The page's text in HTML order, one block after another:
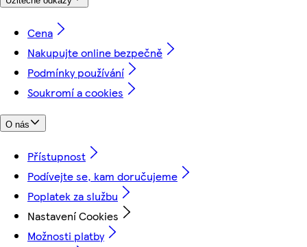
Cena
Nakupujte online bezpečně
Podmínky používání
Soukromí a cookies
O nás
Přístupnost
Podívejte se, kam doručujeme
Poplatek za službu
Nastavení Cookies
Možnosti platby